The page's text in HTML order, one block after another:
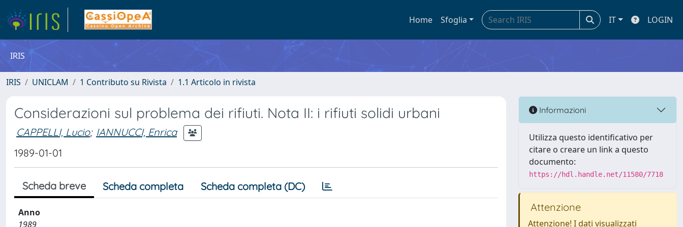
Home Sfoglia IT LOGIN
IRIS
IRIS UNICLAM 1 Contributo su Rivista 1.1 Articolo in rivista
Considerazioni sul problema dei rifiuti. Nota II: i rifiuti solidi urbani
CAPPELLI, Lucio; IANNUCCI, Enrica
1989-01-01
Scheda breve Scheda completa Scheda completa (DC)
Anno
1989
Informazioni
Utilizza questo identificativo per
citare o creare un link a questo
documento:
https://hdl.handle.net/11580/7718
Attenzione
Attenzione! I dati visualizzati